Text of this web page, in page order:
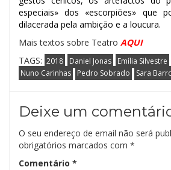
especiais» dos «escorpiões» que
dilacerada pela ambição e a loucura.
Mais textos sobre Teatro AQUI
TAGS: 2018 Daniel Jonas Emília Silvestre
Nuno Carinhas
Pedro Sobrado Sara
Deixe um
O seu endereço de email não será
obrigatórios marcados com *
Comentário *